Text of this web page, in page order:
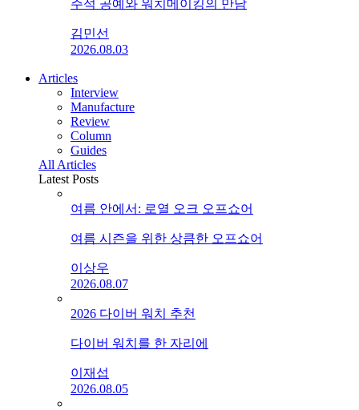
주석 공예와 워치메이킹의 만남
김민선
2026.08.03
Articles
Interview
Manufacture
Review
Column
Guides
All Articles
Latest Posts
여름 안에서: 로열 오크 오프쇼어
여름 시즌을 위한 상큼한 오프쇼어
이상우
2026.08.07
2026 다이버 워치 추천
다이버 워치를 한 자리에
이재섭
2026.08.05